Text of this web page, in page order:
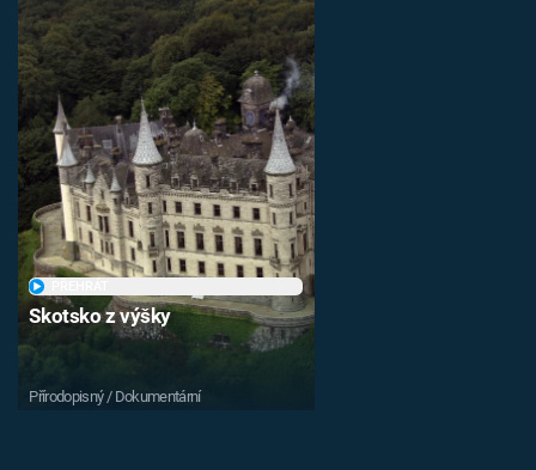
Skotsko z výšky
Přírodopisný / Dokumentární